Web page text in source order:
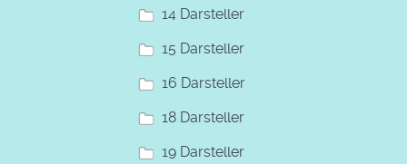
14 Darsteller
15 Darsteller
16 Darsteller
18 Darsteller
19 Darsteller